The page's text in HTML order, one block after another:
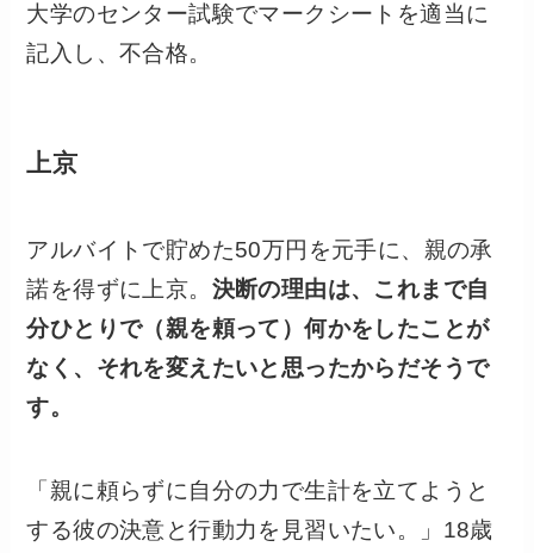
大学のセンター試験でマークシートを適当に
記入し、不合格。
上京
アルバイトで貯めた50万円を元手に、親の承
諾を得ずに上京。 決断の理由は、これまで自
分ひとりで（親を頼って）何かをしたことが
なく、それを変えたいと思ったからだそうで
す。
「親に頼らずに自分の力で生計を立てようと
する彼の決意と行動力を見習いたい。」18歳